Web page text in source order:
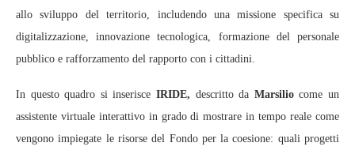
allo sviluppo del territorio, includendo una missione specifica su
digitalizzazione, innovazione tecnologica, formazione del personale
pubblico e rafforzamento del rapporto con i cittadini.
In questo quadro si inserisce IRIDE, descritto da Marsiliocome un
assistente virtuale interattivo in grado di mostrare in tempo reale come
vengono impiegate le risorse del Fondo per la coesione: quali progetti